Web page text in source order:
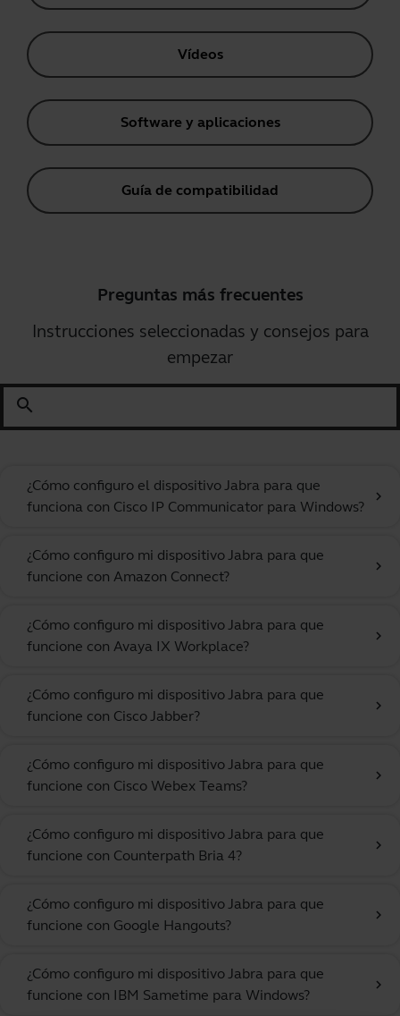
Vídeos
Software y aplicaciones
Guía de compatibilidad
Preguntas más frecuentes
Instrucciones seleccionadas y consejos para
empezar
search
¿Cómo configuro el dispositivo Jabra para que
funciona con Cisco IP Communicator para Windows?
chevron_right
¿Cómo configuro mi dispositivo Jabra para que
funcione con Amazon Connect?
chevron_right
¿Cómo configuro mi dispositivo Jabra para que
funcione con Avaya IX Workplace?
chevron_right
¿Cómo configuro mi dispositivo Jabra para que
funcione con Cisco Jabber?
chevron_right
¿Cómo configuro mi dispositivo Jabra para que
funcione con Cisco Webex Teams?
chevron_right
¿Cómo configuro mi dispositivo Jabra para que
funcione con Counterpath Bria 4?
chevron_right
¿Cómo configuro mi dispositivo Jabra para que
funcione con Google Hangouts?
chevron_right
¿Cómo configuro mi dispositivo Jabra para que
funcione con IBM Sametime para Windows?
chevron_right